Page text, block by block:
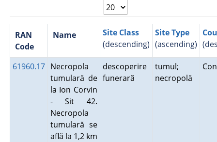
RAN
Code
Name
Site Class
(descending)
Site Type
(ascending)
61960.17 Necropola
tumulară de
la Ion Corvin
- Sit 42.
Necropola
tumulară se
află la 1,2 km
descoperire
funerară
tumul;
necropolă